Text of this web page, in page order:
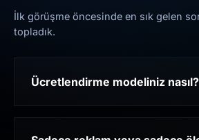
İlk görüşme öncesinde en sık gelen
topladık.
Ücretlendirme modeliniz nasıl?